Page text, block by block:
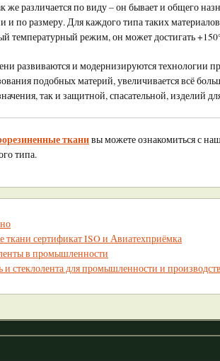
же различается по виду – он бывает и общего
и по размеру. Для каждого типа таких
температурный режим, он может достигать
развиваются и модернизируются технологии
подобных материй, увеличивается всё
так и защитной, спасательной, изделий
тканивы можете ознакомиться с
типа.
ткани сертификат ISO и Авиатехприёмка
в промышленности
и стеклолента для промышленности и